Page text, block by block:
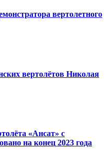
вертолетного
вертолётов Николая
«Ансат» с
на конец 2023 года